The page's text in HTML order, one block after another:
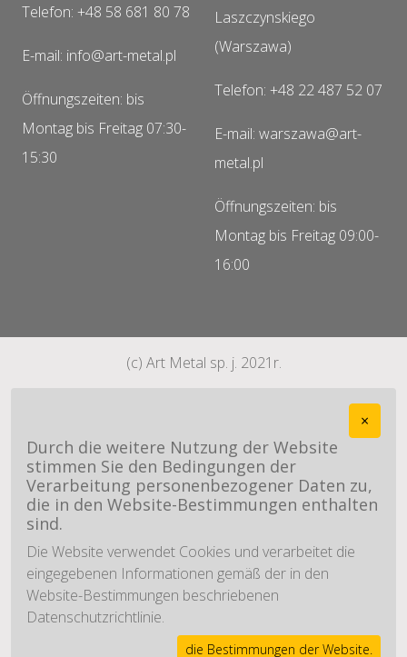
Telefon: +48 58 681 80 78
E-mail: info@art-metal.pl
Öffnungszeiten: bis
Montag bis Freitag 07:30-
15:30
Laszczynskiego
(Warszawa)
Telefon: +48 22 487 52 07
E-mail: warszawa@art-
metal.pl
Öffnungszeiten: bis
Montag bis Freitag 09:00-
16:00
(c) Art Metal sp. j. 2021r.
×
Durch die weitere Nutzung der Website
stimmen Sie den Bedingungen der
Verarbeitung personenbezogener Daten zu,
die in den Website-Bestimmungen enthalten
sind.
Die Website verwendet Cookies und verarbeitet die
eingegebenen Informationen gemäß der in den
Website-Bestimmungen beschriebenen
Datenschutzrichtlinie.
die Bestimmungen der Website.